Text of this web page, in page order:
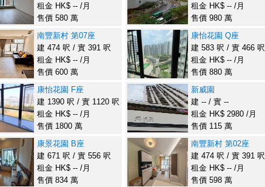
租金 HK$ -- /月
售價 580 萬
南豐新村 第07座
建 474 呎 / 實 391 呎
租金 HK$ -- /月
售價 600 萬
康怡花園 F座
建 1390 呎 / 實 1120 呎
租金 HK$ -- /月
售價 1800 萬
康景花園 B座
建 671 呎 / 實 556 呎
租金 HK$ -- /月
售價 834 萬
租金 HK$ -- /月
售價 980 萬
康怡花園 Q座
建 583 呎 / 實 466 呎
租金 HK$ -- /月
售價 880 萬
新威園
建 -- / 實 --
租金 HK$ 2980 /月
售價 115 萬
南豐新村 第02座
建 474 呎 / 實 391 呎
租金 HK$ -- /月
售價 598 萬